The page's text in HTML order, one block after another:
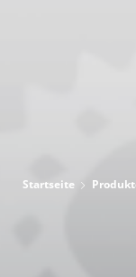
Startseite